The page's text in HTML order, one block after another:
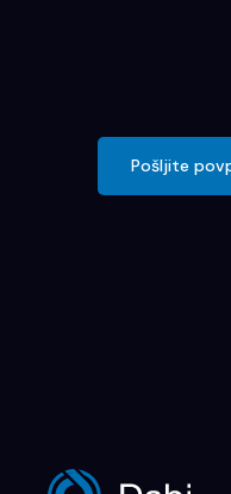
Pošljite